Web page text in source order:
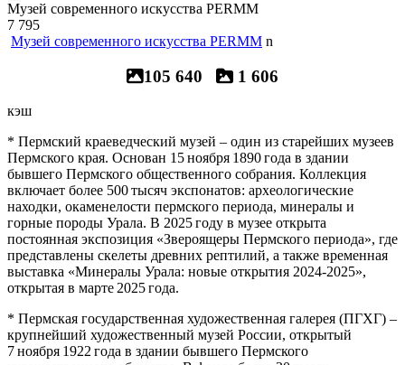
Музей современного искусства PERMM
7 795
Музей современного искусства PERMM n
105 640 1 606
кэш
* Пермский краеведческий музей – один из старейших музеев
Пермского края. Основан 15 ноября 1890 года в здании
бывшего Пермского общественного собрания. Коллекция
включает более 500 тысяч экспонатов: археологические
находки, окаменелости пермского периода, минералы и
горные породы Урала. В 2025 году в музее открыта
постоянная экспозиция «Звероящеры Пермского периода», где
представлены скелеты древних рептилий, а также временная
выставка «Минералы Урала: новые открытия 2024‑2025»,
открытая в марте 2025 года.
* Пермская государственная художественная галерея (ПГХГ) –
крупнейший художественный музей России, открытый
7 ноября 1922 года в здании бывшего Пермского